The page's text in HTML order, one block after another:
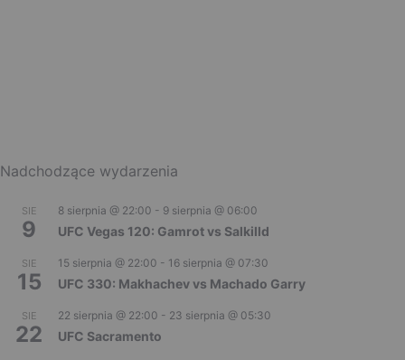
Nadchodzące wydarzenia
SIE
9
8 sierpnia @ 22:00 - 9 sierpnia @ 06:00
UFC Vegas 120: Gamrot vs Salkilld
SIE
15
15 sierpnia @ 22:00 - 16 sierpnia @ 07:30
UFC 330: Makhachev vs Machado Garry
SIE
22
22 sierpnia @ 22:00 - 23 sierpnia @ 05:30
UFC Sacramento